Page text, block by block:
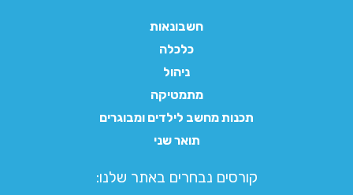
חשבונאות
כלכלה
ניהול
מתמטיקה
תכנות מחשב לילדים ומבוגרים
תואר שני
קורסים נבחרים באתר שלנו:​